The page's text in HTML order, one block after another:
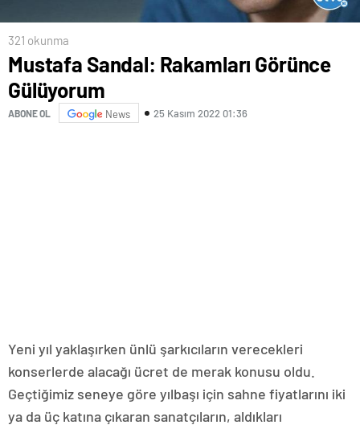
321 okunma
Mustafa Sandal: Rakamları Görünce
Gülüyorum
ABONE OL News 25 Kasım 2022 01:36
Yeni yıl yaklaşırken ünlü şarkıcıların verecekleri
konserlerde alacağı ücret de merak konusu oldu.
Geçtiğimiz seneye göre yılbaşı için sahne fiyatlarını iki
ya da üç katına çıkaran sanatçıların, aldıkları